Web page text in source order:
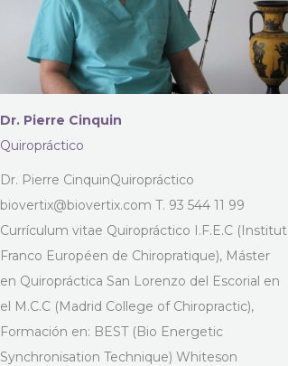
Dr. Pierre Cinquin
Quiropráctico
Dr. Pierre CinquinQuiropráctico
biovertix@biovertix.com T. 93 544 11 99
Currículum vitae Quiropráctico I.F.E.C (Institut
Franco Européen de Chiropratique), Máster
en Quiropráctica San Lorenzo del Escorial en
el M.C.C (Madrid College of Chiropractic),
Formación en: BEST (Bio Energetic
Synchronisation Technique) Whiteson